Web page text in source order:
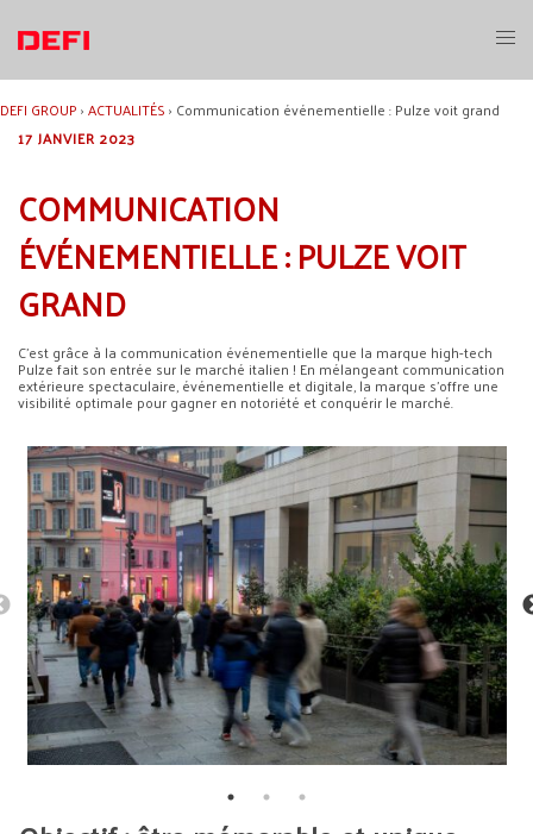
contenu
DEFI GROUP›ACTUALITÉS› Communication événementielle : Pulze voit grand
17 JANVIER 2023
COMMUNICATION
ÉVÉNEMENTIELLE : PULZE VOIT
GRAND
C’est grâce à la communication événementielle que la marque high-tech
Pulze fait son entrée sur le marché italien ! En mélangeant communication
extérieure spectaculaire, événementielle et digitale, la marque s’offre une
visibilité optimale pour gagner en notoriété et conquérir le marché.